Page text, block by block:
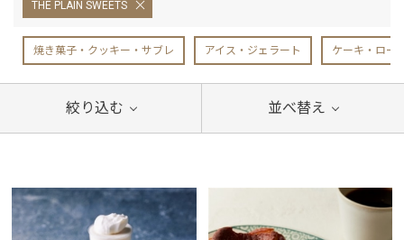
THE PLAIN SWEETS
焼き菓子・クッキー・サブレ アイス・ジェラート ケーキ・ロー
絞り込む 並べ替え